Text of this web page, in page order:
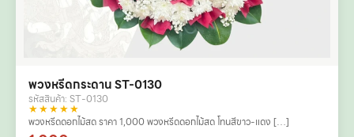
พวงหรีดกระดาน ST-0130
รหัสสินค้า: ST-0130
★★★★★
พวงหรีดดอกไม้สด ราคา 1,000 พวงหรีดดอกไม้สด โทนสีขาว-แดง […]